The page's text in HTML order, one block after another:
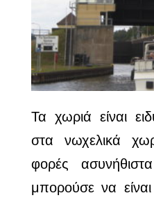
Τα χωριά είναι
στα νωχελικά
φορές
μπορούσε να